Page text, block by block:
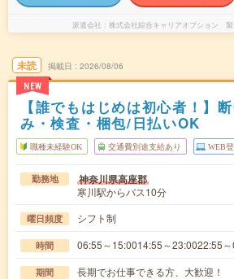
派遣会社 株式会社綜合キャリアオプション 製
未読
NEW
掲載日 2026/08/06
【誰でもはじめは初心者！】
み・検査・梱包/日払いOK
職種未経験OK 交通費別途支給あり WEB
勤務地 神奈川県高座郡
寒川駅からバス10分
曜日頻度 シフト制
時間 06:55～15:0014:55～23:0022:55
期間 長期でお仕事できる方、大歓迎！